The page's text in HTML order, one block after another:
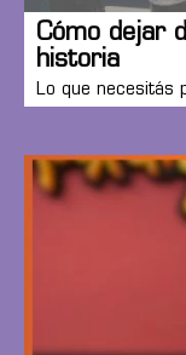
Cómo dejar
historia
Lo que necesitás